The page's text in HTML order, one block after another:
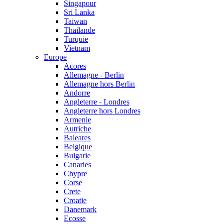
Singapour
Sri Lanka
Taiwan
Thailande
Turquie
Vietnam
Europe
Acores
Allemagne - Berlin
Allemagne hors Berlin
Andorre
Angleterre - Londres
Angleterre hors Londres
Armenie
Autriche
Baleares
Belgique
Bulgarie
Canaries
Chypre
Corse
Crete
Croatie
Danemark
Ecosse